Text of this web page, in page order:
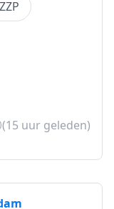
ZZP
(15 uur geleden)